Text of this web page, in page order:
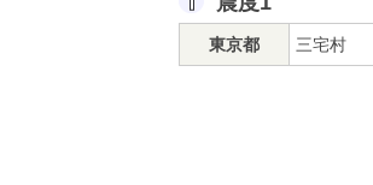
東京都 三宅村